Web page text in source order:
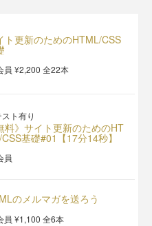
ト更新のためのHTML/CSS
員 ¥2,200 全22本
ト有り
料》サイト更新のためのHT
基礎#01【17分14秒】
員
のメルマガを送ろう
員 ¥1,100 全6本